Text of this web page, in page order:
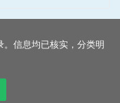
信息均已核实，分类明